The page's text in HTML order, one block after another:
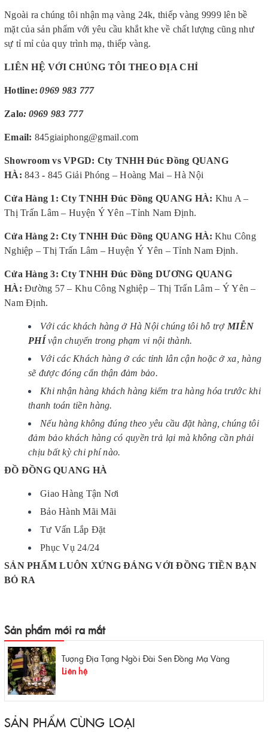
Ngoài ra chúng tôi nhận mạ vàng 24k, thiếp vàng 9999 lên bề
mặt của sản phẩm với yêu cầu khắt khe về chất lượng cũng như
sự tỉ mỉ của quy trình mạ, thiếp vàng.
LIÊN HỆ VỚI CHÚNG TÔI THEO ĐỊA CHỈ
Hotline: 0969 983 777
Zalo: 0969 983 777
Email: 845giaiphong@gmail.com
Showroom vs VPGD: Cty TNHH Đúc Đồng QUANG
HÀ:843- 845 Giải Phóng – Hoàng Mai – Hà Nội
Cửa Hàng 1: Cty TNHH Đúc Đồng QUANG HÀ: Khu A –
Thị Trấn Lâm – Huyện Ý Yên –Tỉnh Nam Định.
Cửa Hàng 2: Cty TNHH Đúc Đồng QUANG HÀ: Khu Công
Nghiệp – Thị Trấn Lâm – Huyện Ý Yên – Tỉnh Nam Định.
Cửa Hàng 3: Cty TNHH Đúc Đồng DƯƠNG QUANG
HÀ: Đường 57 – Khu Công Nghiệp – Thị Trấn Lâm – Ý Yên –
Nam Định.
Với các khách hàng ở Hà Nội chúng tôi hỗ trợ MIỄN
PHÍ vận chuyển trong phạm vi nội thành.
Với các Khách hàng ở các tỉnh lân cận hoặc ở xa, hàng
sẽ được đóng cẩn thận đảm bảo.
Khi nhận hàng khách hàng kiểm tra hàng hóa trước khi
thanh toán tiền hàng.
Nếu hàng không đúng theo yêu cầu đặt hàng, chúng tôi
đảm bảo khách hàng có quyền trả lại mà không cần phải
chịu bất kỳ chi phí nào.
ĐỒ ĐỒNG QUANG HÀ
Giao Hàng Tận Nơi
Bảo Hành Mãi Mãi
Tư Vấn Lắp Đặt
Phục Vụ 24/24
SẢN PHẨM LUÔN XỨNG ĐÁNG VỚI ĐỒNG TIỀN BẠN
BỎ RA
Sản phẩm mới ra mắt
Tượng Địa Tạng Ngồi Đài Sen Đồng Mạ Vàng
Liên hệ
SẢN PHẨM CÙNG LOẠI